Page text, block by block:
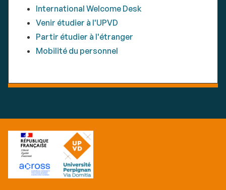
International Welcome Desk
Venir étudier à l'UPVD
Partir étudier à l'étranger
Mobilité du personnel